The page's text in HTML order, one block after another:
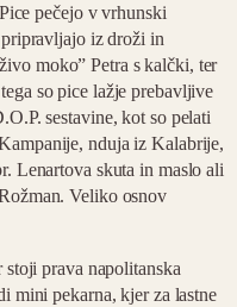
pečejo v vrhunski
iz droži in
moko” Petra s kalčki, ter
so pice lažje prebavljive
sestavine, kot so pelati
nduja iz Kalabrije,
Lenartova skuta in maslo ali
Veliko osnov
prava napolitanska
mini pekarna, kjer za lastne